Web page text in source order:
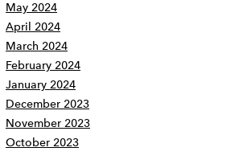
May 2024
April 2024
March 2024
February 2024
January 2024
December 2023
November 2023
October 2023